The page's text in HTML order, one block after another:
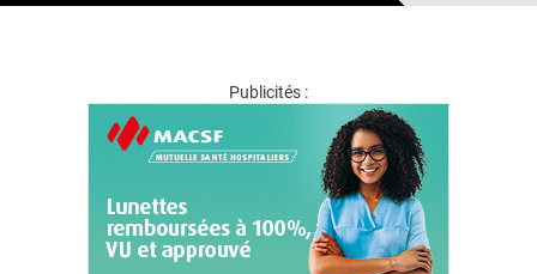
Publicités :